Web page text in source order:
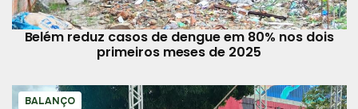
Belém reduz casos de dengue em 80% nos dois
primeiros meses de 2025
BALANÇO